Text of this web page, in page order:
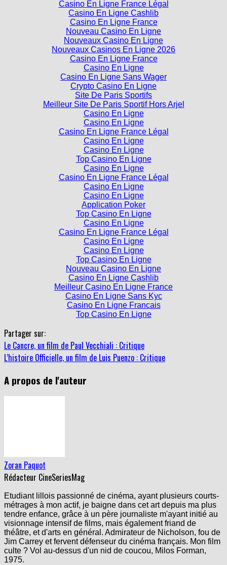
Casino En Ligne France Légal
Casino En Ligne Cashlib
Casino En Ligne France
Nouveau Casino En Ligne
Nouveaux Casino En Ligne
Nouveaux Casinos En Ligne 2026
Casino En Ligne France
Casino En Ligne
Casino En Ligne Sans Wager
Crypto Casino En Ligne
Site De Paris Sportifs
Meilleur Site De Paris Sportif Hors Arjel
Casino En Ligne
Casino En Ligne
Casino En Ligne France Légal
Casino En Ligne
Casino En Ligne
Top Casino En Ligne
Casino En Ligne
Casino En Ligne France Légal
Casino En Ligne
Casino En Ligne
Application Poker
Top Casino En Ligne
Casino En Ligne
Casino En Ligne France Légal
Casino En Ligne
Casino En Ligne
Top Casino En Ligne
Nouveau Casino En Ligne
Casino En Ligne Cashlib
Meilleur Casino En Ligne France
Casino En Ligne Sans Kyc
Casino En Ligne Francais
Top Casino En Ligne
Partager sur:
Le Cancre, un film de Paul Vecchiali : Critique
L’histoire Officielle, un film de Luis Puenzo : Critique
A propos de l'auteur
Zoran Paquot
Rédacteur CineSeriesMag
Etudiant lillois passionné de cinéma, ayant plusieurs courts-
métrages à mon actif, je baigne dans cet art depuis ma plus
tendre enfance, grâce à un père journaliste m'ayant initié au
visionnage intensif de films, mais également friand de
théâtre, et d'arts en général. Admirateur de Nicholson, fou de
Jim Carrey et fervent défenseur du cinéma français. Mon film
culte ? Vol au-dessus d'un nid de coucou, Milos Forman,
1975.